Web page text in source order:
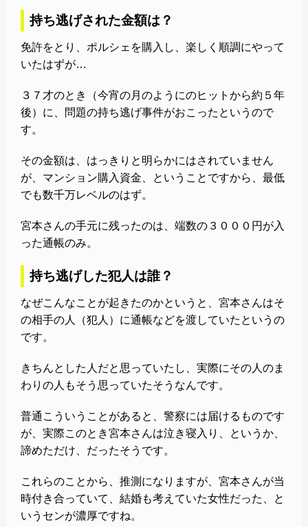
持ち逃げされた金額は？
免許をとり、ポルシェを購入し、楽しく順調にやって
いたはずが…
３７才のとき（今宵の月のようにのヒットから約５年
後）に、問題の持ち逃げ事件がおこったというので
す。
その金額は、はっきりと明らかにはされていません
が、マンション購入資金、ということですから、最低
でも数千万レベルのはず。
宮本さんの手元に残ったのは、端数の３０００円が入
った通帳のみ。
持ち逃げした犯人は誰？
なぜこんなことが起きたのかというと、宮本さんはそ
の相手の人（犯人）に通帳などを渡していたというの
です。
きちんとした人だと思っていたし、実際にその人のま
わりの人もそう思っていたそうなんです。
普通こういうことがあると、警察には届けるものです
が、実際このとき宮本さんは泣き寝入り、というか、
諦めただけ、だったそうです。
これらのことから、推測になりますが、宮本さんが当
時付き合っていて、結婚も考えていた女性だった、と
いうセンが濃厚ですね。